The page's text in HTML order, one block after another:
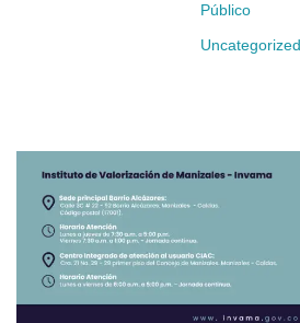
Público
Uncategorized